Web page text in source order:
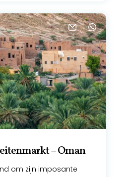
– Oman
om zijn imposante